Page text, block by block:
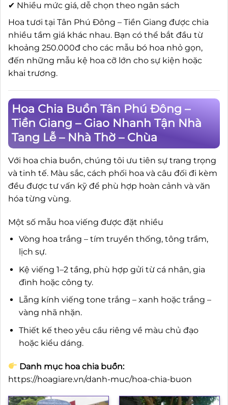
✔ Nhiều mức giá, dễ chọn theo ngân sách
Hoa tươi tại Tân Phú Đông – Tiền Giang được chia
nhiều tầm giá khác nhau. Bạn có thể bắt đầu từ
khoảng 250.000đ cho các mẫu bó hoa nhỏ gọn,
đến những mẫu kệ hoa cỡ lớn cho sự kiện hoặc
khai trương.
Hoa Chia Buồn Tân Phú Đông –
Tiền Giang – Giao Nhanh Tận Nhà
Tang Lễ – Nhà Thờ – Chùa
Với hoa chia buồn, chúng tôi ưu tiên sự trang trọng
và tinh tế. Màu sắc, cách phối hoa và câu đối đi kèm
đều được tư vấn kỹ để phù hợp hoàn cảnh và văn
hóa từng vùng.
Một số mẫu hoa viếng được đặt nhiều
Vòng hoa trắng – tím truyền thống, tông trầm,
lịch sự.
Kệ viếng 1–2 tầng, phù hợp gửi từ cá nhân, gia
đình hoặc công ty.
Lẵng kính viếng tone trắng – xanh hoặc trắng –
vàng nhã nhặn.
Thiết kế theo yêu cầu riêng về màu chủ đạo
hoặc kiểu dáng.
Danh mục hoa chia buồn:
https://hoagiare.vn/danh-muc/hoa-chia-buon